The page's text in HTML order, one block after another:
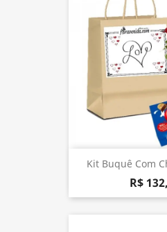
Kit Buquê Com
R$